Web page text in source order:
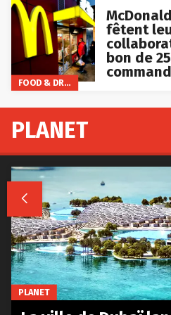
FOOD & DRINKS
fêtent
bon de
PLANET

PLANET